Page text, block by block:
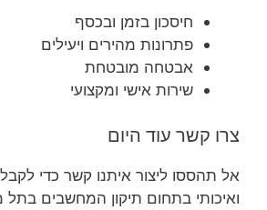
חיסכון בזמן ובכסף
פתרונות מהירים ויעילים
אבטחה מובטחת
שירות אישי ומקצועי
צרו קשר עוד היום
אל תהססו ליצור איתנו קשר כדי
ואיכותי בתחום תיקון המחשבים בתל